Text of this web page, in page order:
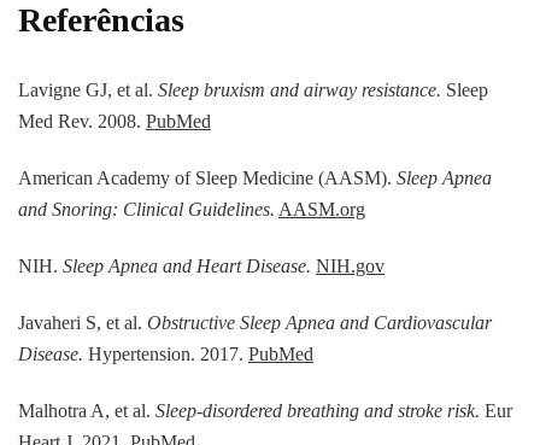
Referências
Lavigne GJ, et al. Sleep bruxism and airway resistance. Sleep
Med Rev. 2008. PubMed
American Academy of Sleep Medicine (AASM). Sleep Apnea
and Snoring: Clinical Guidelines. AASM.org
NIH. Sleep Apnea and Heart Disease. NIH.gov
Javaheri S, et al. Obstructive Sleep Apnea and Cardiovascular
Disease. Hypertension. 2017. PubMed
Malhotra A, et al. Sleep-disordered breathing and stroke risk. Eur